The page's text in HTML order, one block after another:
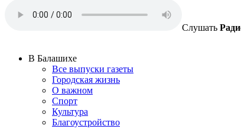
Слушать
В Балашихе
Все выпуски газеты
Городская жизнь
О важном
Спорт
Культура
Благоустройство